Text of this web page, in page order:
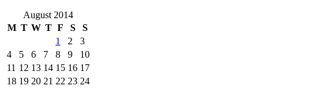
August 2014
M T W T F S
S
1
2
3
4
5 6 7 8 9
10
11 12 13 14 15 16 17
18 19 20 21 22 23 24